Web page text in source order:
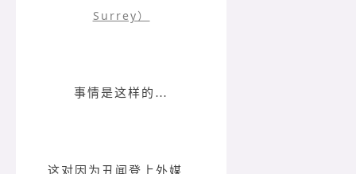
Surrey）
事情是这样的…
这对因为丑闻登上外媒